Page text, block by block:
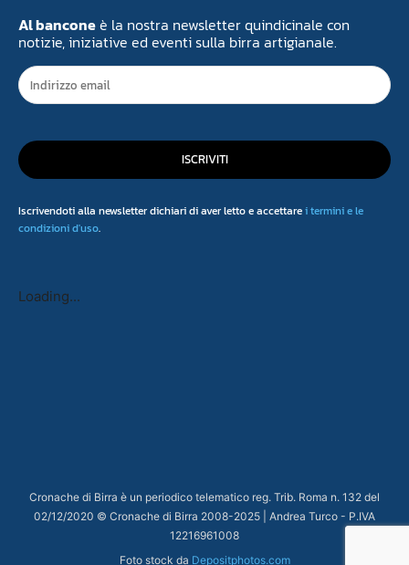
Al banconeè la nostra newsletter quindicinale con
notizie, iniziative ed eventi sulla birra artigianale.
ISCRIVITI
Iscrivendoti alla newsletter dichiari di aver letto e accettarei termini e le
condizioni d'uso.
Loading...
Cronache di Birra è un periodico telematico reg. Trib. Roma n. 132 del
02/12/2020 © Cronache di Birra 2008-2025 | Andrea Turco - P.IVA
12216961008
Foto stock da Depositphotos.com